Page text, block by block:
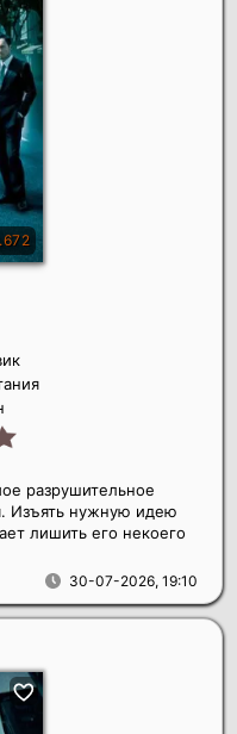
30-07-2026, 19:10
разрушительное
Изъять нужную идею
лишить его некоего